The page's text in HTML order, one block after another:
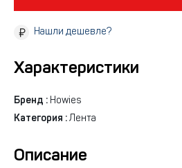
Нашли дешевле?
Характеристики
Бренд : Howies
Категория : Лента
Описание